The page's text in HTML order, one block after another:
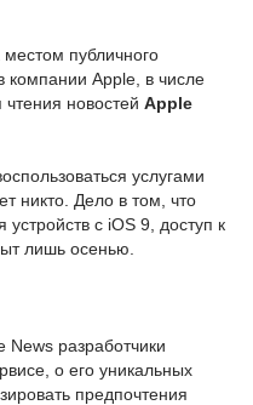
публичного
компании Apple, в числе
новостей Apple
услугами
никто. Дело в том, что
с iOS 9, доступ к
лишь осенью.
разработчики
о его уникальных
предпочтения